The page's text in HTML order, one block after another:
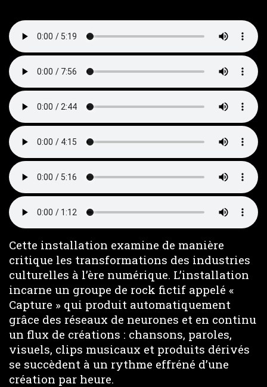
Cette installation examine de manière
critique les transformations des industries
culturelles à l’ère numérique. L’installation
incarne un groupe de rock fictif appelé «
Capture » qui produit automatiquement
grâce des réseaux de neurones et en continu
un flux de créations : chansons, paroles,
visuels, clips musicaux et produits dérivés
se succèdent à un rythme effréné d’une
création par heure.